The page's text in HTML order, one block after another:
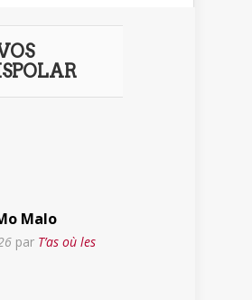
Malo
par T’as où les